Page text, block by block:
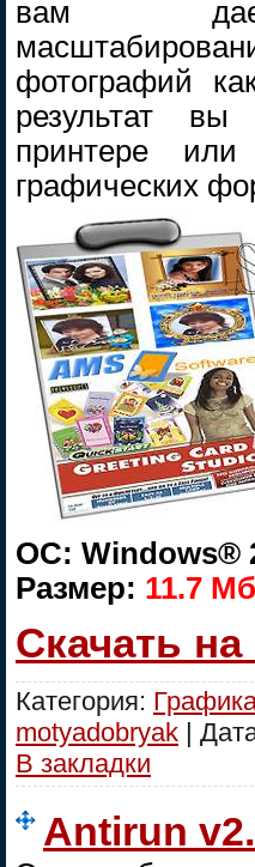
вам
фотографий
результат
принтере
графических
ОС: Windows®
Размер: 11.7 Мб
Скачать
Категория:
motyadobryak |
В закладки
Antirun